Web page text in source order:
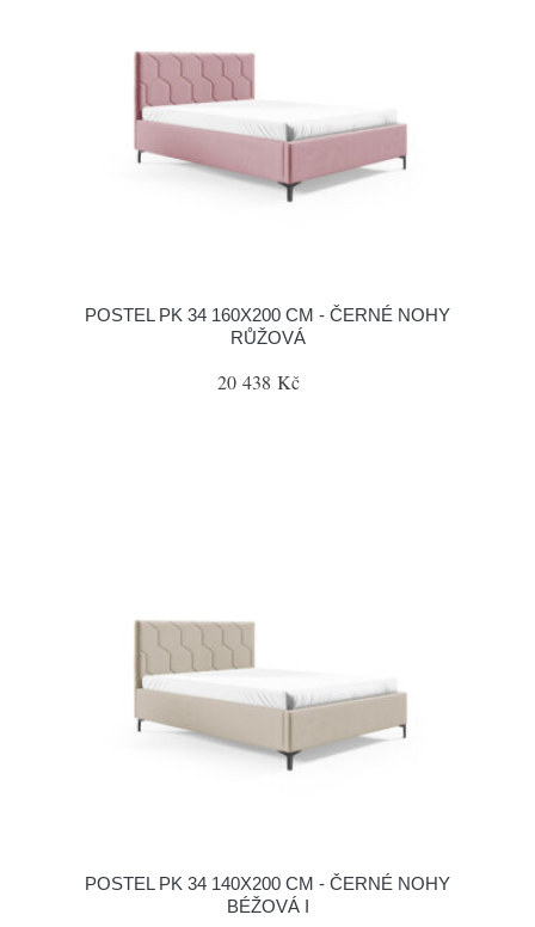
POSTEL PK 34 160X200 CM - ČERNÉ NOHY
RŮŽOVÁ
20 438 Kč
POSTEL PK 34 140X200 CM - ČERNÉ NOHY
BÉŽOVÁ I